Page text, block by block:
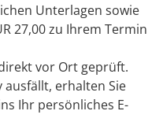
Unterlagen sowie
27,00 zu Ihrem Termin
vor Ort geprüft.
erhalten Sie
Ihr persönliches E-